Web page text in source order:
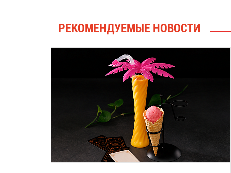
РЕКОМЕНДУЕМЫЕ НОВОСТИ